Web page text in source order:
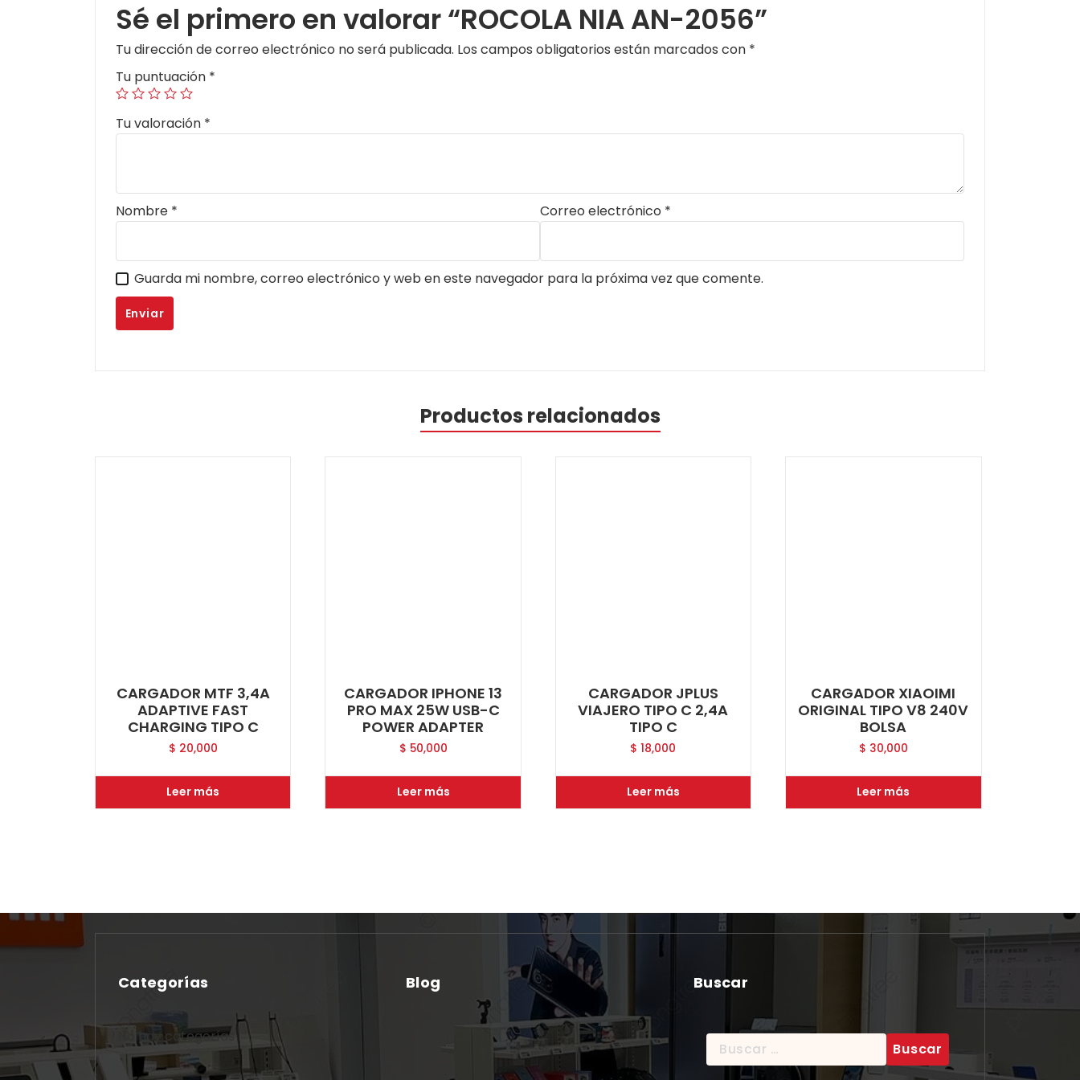
Sé el primero en valorar “ROCOLA NIA AN-2056”
Tu dirección de correo electrónico no será publicada. Los campos obligatorios están marcados con *
Tu puntuación *
Tu valoración *
Nombre * Correo electrónico *
Guarda mi nombre, correo electrónico y web en este navegador para la próxima vez que comente.
Productos relacionados
CARGADOR MTF 3,4A
ADAPTIVE FAST
CHARGING TIPO C
$ 20,000
Leer más
CARGADOR IPHONE 13
PRO MAX 25W USB-C
POWER ADAPTER
$ 50,000
Leer más
CARGADOR JPLUS
VIAJERO TIPO C 2,4A
TIPO C
$ 18,000
Leer más
CARGADOR XIAOIMI
ORIGINAL TIPO V8 240V
BOLSA
$ 30,000
Leer más
Categorías
No hay categorías
Blog Buscar
Buscar: